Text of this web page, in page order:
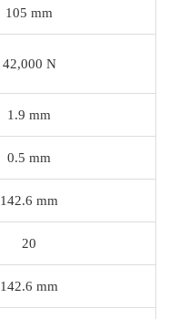
105 mm
42,000 N
1.9 mm
0.5 mm
142.6 mm
20
142.6 mm